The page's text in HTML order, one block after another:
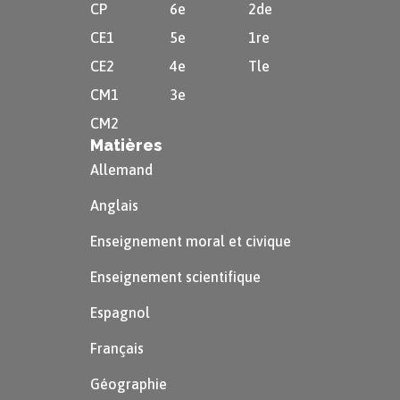
éléments communs : le leader charismatique, le
culte de la personnalité et le découpage de la
ici poussé à l'extrême : privation de l’intimité,
contrôle des pensées et des idées, dévaluation de
l’amour et de l’attachement. Cela à pour effet de
La propagande :La manipulation de la population
permet au gouvernement de maintenir son
pouvoir en place. La réécriture de l'histoire, les
CP
CE1
CE2
CM1
CM2
6e
5e
4e
3e
2de
1re
Tle
Matières
Allemand
Anglais
Enseignement moral et civique
Enseignement scientifique
Espagnol
Français
Géographie